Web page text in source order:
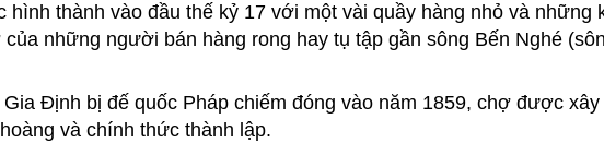
hình thành vào đầu thế kỷ 17 với một vài quầy hàng nhỏ và những
những người bán hàng rong hay tụ tập gần sông Bến Nghé
Gia Định bị đế quốc Pháp chiếm đóng vào năm 1859, chợ được xây
và chính thức thành lập.